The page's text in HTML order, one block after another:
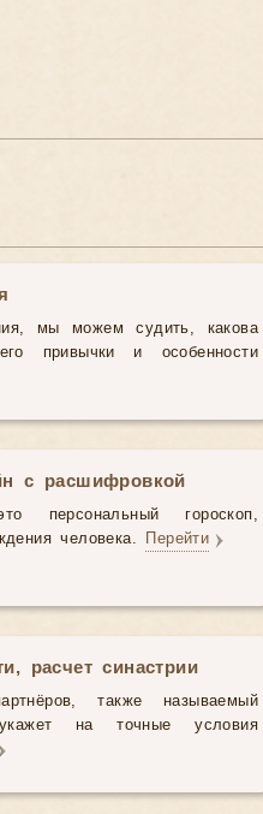
мы можем судить, какова
привычки и особенности
с расшифровкой
персональный гороскоп,
человека.
Перейти
расчет синастрии
также называемый
укажет на точные условия